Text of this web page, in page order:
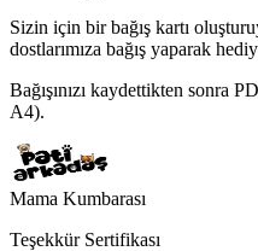
Sizin için bir bağış kartı
dostlarımıza bağış yaparak
Bağışınızı kaydettikten sonra
A4).
Mama Kumbarası
Teşekkür Sertifikası